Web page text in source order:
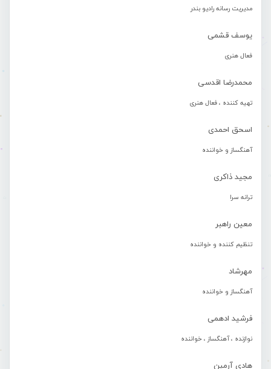
مدیریت رسانه رادیو بندر
یوسف قشمی
فعال هنری
محمدرضا اقدسی
تهیه کننده ، فعال هنری
اسحق احمدی
آهنگساز و خواننده
مجید ذاکری
ترانه سرا
معین راهبر
تنظیم کننده و خواننده
مهرشاد
آهنگساز و خواننده
فرشید ادهمی
نوازنده ، آهنگساز ، خواننده
هادی آرمین